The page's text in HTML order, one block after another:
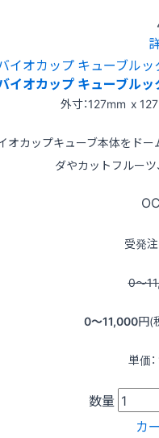
イオカップ キューブル
外寸：127mm x
オカップキューブ本体をドー
ダやカットフルーツ
受発注
0〜
0〜11,000円(
単価：
数量
カ